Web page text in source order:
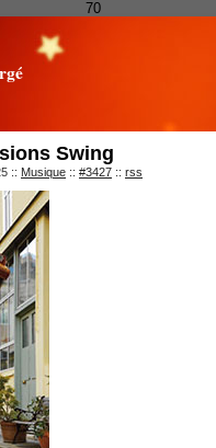
70
Swing
:: Musique :: #3427 :: rss